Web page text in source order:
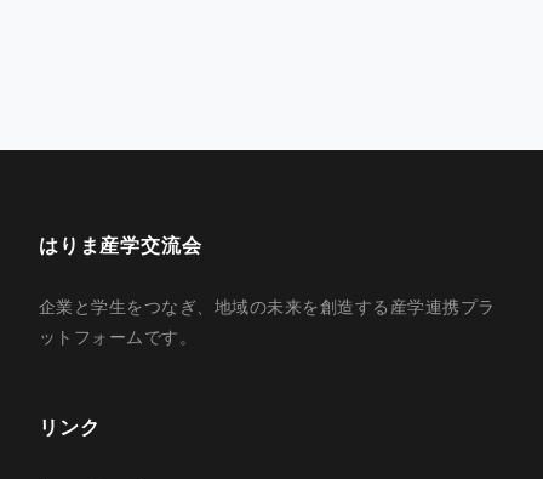
はりま産学交流会
企業と学生をつなぎ、地域の未来を創造する産学連携プラ
ットフォームです。
リンク